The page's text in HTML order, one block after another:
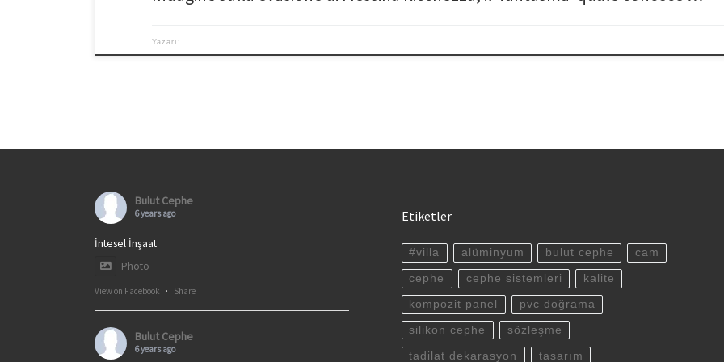
Yazarı:
Bulut Cephe
6 years ago
İntesel İnşaat
Photo
View on Facebook · Share
Bulut Cephe
6 years ago
Etiketler
#villa alüminyum bulut cephe cam
cephe cephe sistemleri kalite
kompozit panel pvc doğrama
silikon cephe sözleşme
tadilat dekarasyon tasarım